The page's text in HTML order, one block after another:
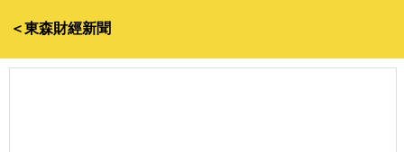
＜東森財經新聞